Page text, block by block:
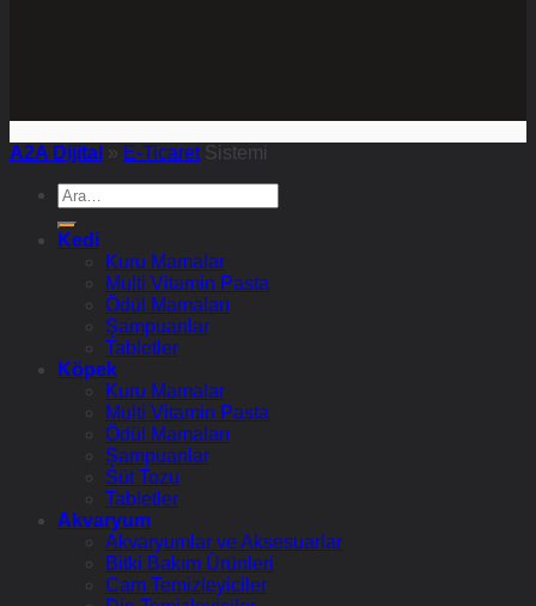
A2A Dijital » E-TicaretSistemi
Ara:
Kedi
Kuru Mamalar
Multi Vitamin Pasta
Ödül Mamaları
Şampuanlar
Tabletler
Köpek
Kuru Mamalar
Multi Vitamin Pasta
Ödül Mamaları
Şampuanlar
Süt Tozu
Tabletler
Akvaryum
Akvaryumlar ve Aksesuarlar
Bitki Bakım Ürünleri
Cam Temizleyiciler